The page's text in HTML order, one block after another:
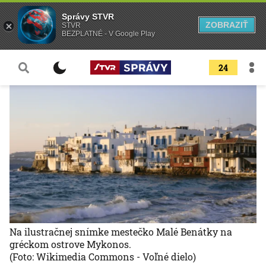
24
Na ilustračnej snímke mestečko Malé Benátky na
gréckom ostrove Mykonos.
(Foto: Wikimedia Commons - Voľné dielo)
Správy STVR
STVR
BEZPLATNÉ - V Google Play
ZOBRAZIŤ